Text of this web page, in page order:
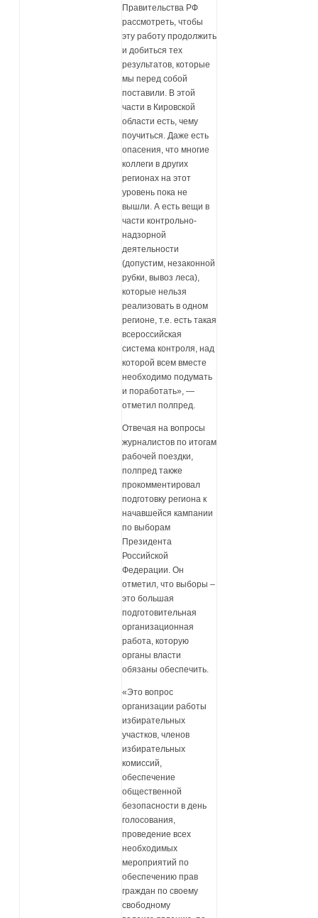
Правительства РФ
рассмотреть, чтобы
эту работу продолжить
и добиться тех
результатов, которые
мы перед собой
поставили. В этой
части в Кировской
области есть, чему
поучиться. Даже есть
опасения, что многие
коллеги в других
регионах на этот
уровень пока не
вышли. А есть вещи в
части контрольно-
надзорной
деятельности
(допустим, незаконной
рубки, вывоз леса),
которые нельзя
реализовать в одном
регионе, т.е. есть такая
всероссийская
система контроля, над
которой всем вместе
необходимо подумать
и поработать», —
отметил полпред.
Отвечая на вопросы
журналистов по итогам
рабочей поездки,
полпред также
прокомментировал
подготовку региона к
начавшейся кампании
по выборам
Президента
Российской
Федерации. Он
отметил, что выборы –
это большая
подготовительная
организационная
работа, которую
органы власти
обязаны обеспечить.
«Это вопрос
организации работы
избирательных
участков, членов
избирательных
комиссий,
обеспечение
общественной
безопасности в день
голосования,
проведение всех
необходимых
мероприятий по
обеспечению прав
граждан по своему
свободному